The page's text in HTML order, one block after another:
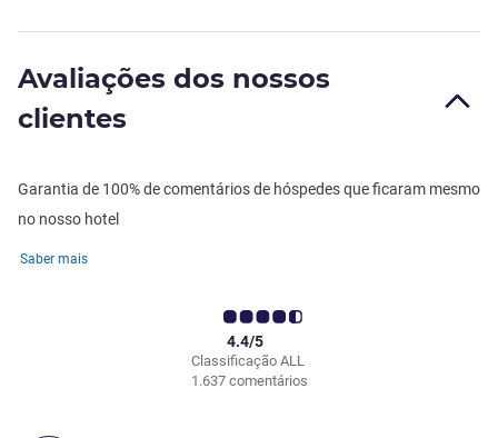
Avaliações dos nossos
clientes
Garantia de 100% de comentários de hóspedes que ficaram mesmo
no nosso hotel
Saber mais
Classificação ALL
4.4/5
1.637 comentários